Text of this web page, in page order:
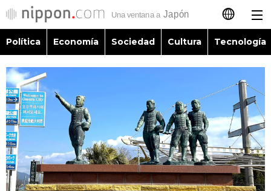
日本語
简体字
繁體字
Français
Política
Economía
Sociedad
Política Economía Sociedad Cultura Tecnología